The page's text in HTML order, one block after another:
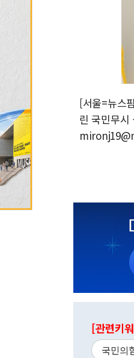
[서울=뉴스
린 국민무시
[관련키
국민의